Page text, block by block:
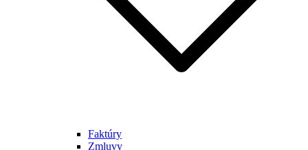
Faktúry
Zmluvy